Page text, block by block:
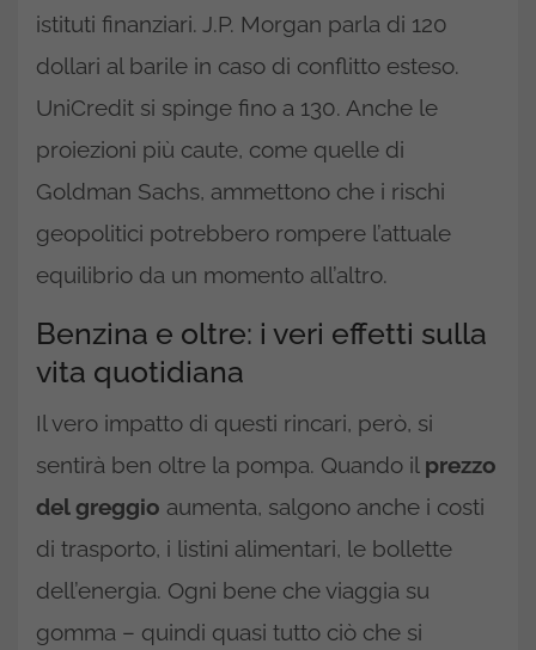
istituti finanziari. J.P. Morgan parla di 120
dollari al barile in caso di conflitto esteso.
UniCredit si spinge fino a 130. Anche le
proiezioni più caute, come quelle di
Goldman Sachs, ammettono che i rischi
geopolitici potrebbero rompere l’attuale
equilibrio da un momento all’altro.
Benzina e oltre: i veri effetti sulla
vita quotidiana
Il vero impatto di questi rincari, però, si
sentirà ben oltre la pompa. Quando il prezzo
del greggio aumenta, salgono anche i costi
di trasporto, i listini alimentari, le bollette
dell’energia. Ogni bene che viaggia su
gomma – quindi quasi tutto ciò che si